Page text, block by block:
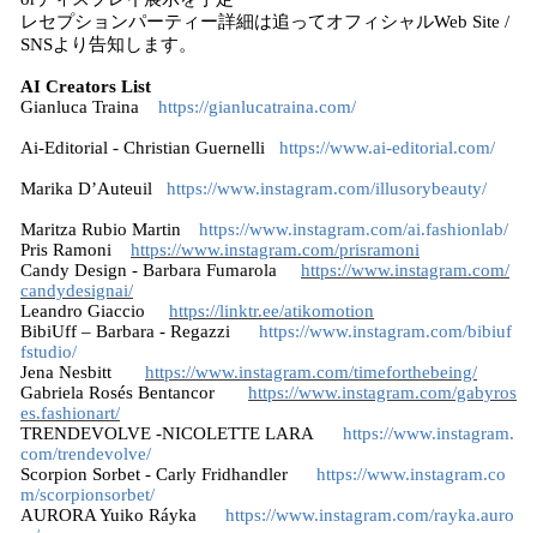
レセプションパーティー詳細は追ってオフィシャルWeb Site /
SNSより告知します。
AI Creators List
Gianluca Traina https://gianlucatraina.com/
Ai-Editorial - Christian Guernelli https://www.ai-editorial.com/
Marika D’Auteuil https://www.instagram.com/illusorybeauty/
Maritza Rubio Martin https://www.instagram.com/ai.fashionlab/
Pris Ramoni https://www.instagram.com/prisramoni
Candy Design - Barbara Fumarola https://www.instagram.com/
candydesignai/
Leandro Giaccio https://linktr.ee/atikomotion
BibiUff – Barbara - Regazzi https://www.instagram.com/bibiuf
fstudio/
Jena Nesbitt https://www.instagram.com/timeforthebeing/
Gabriela Rosés Bentancor https://www.instagram.com/gabyros
es.fashionart/
TRENDEVOLVE -NICOLETTE LARA https://www.instagram.
com/trendevolve/
Scorpion Sorbet - Carly Fridhandler https://www.instagram.co
m/scorpionsorbet/
AURORA Yuiko Ráyka https://www.instagram.com/rayka.auro